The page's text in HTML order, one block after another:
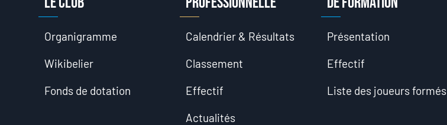
Organigramme
Wikibelier
Fonds de dotation
Calendrier & Résultats
Classement
Effectif
Actualités
Présentation
Effectif
Liste des joueurs formés